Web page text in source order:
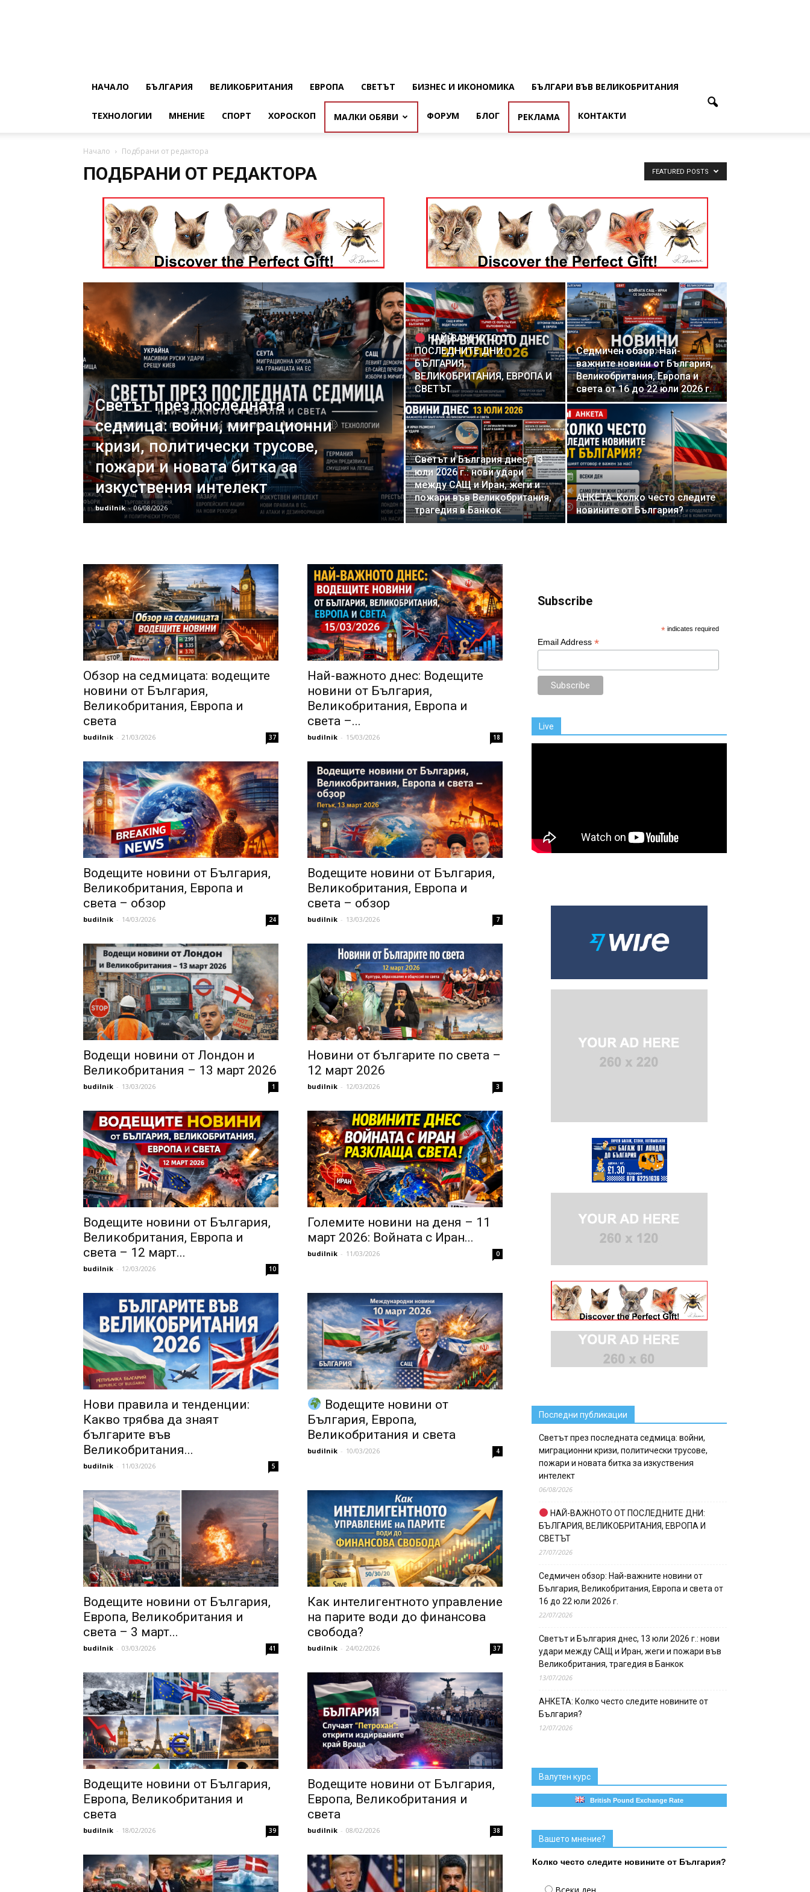
НАЧАЛО БЪЛГАРИЯ ВЕЛИКОБРИТАНИЯ ЕВРОПА СВЕТЪТ БИЗНЕС И ИКОНОМИКА БЪЛГАРИ ВЪВ ВЕЛИКОБРИТАНИЯ
ТЕХНОЛОГИИ МНЕНИЕ СПОРТ ХОРОСКОП МАЛКИ ОБЯВИ ФОРУМ БЛОГ РЕКЛАМА КОНТАКТИ
Начало Подбрани от редактора
ПОДБРАНИ ОТ РЕДАКТОРА FEATURED POSTS
Светът през последната
седмица: войни, миграционни
кризи, политически трусове,
пожари и новата битка за
изкуствения интелект
budilnik - 06/08/2026
НАЙ-ВАЖНОТО ОТ
ПОСЛЕДНИТЕ ДНИ:
БЪЛГАРИЯ,
ВЕЛИКОБРИТАНИЯ, ЕВРОПА И
СВЕТЪТ
Седмичен обзор: Най-
важните новини от България,
Великобритания, Европа и
света от 16 до 22 юли 2026 г.
Светът и България днес, 13
юли 2026 г.: нови удари
между САЩ и Иран, жеги и
пожари във Великобритания,
трагедия в Банкок
АНКЕТА: Колко често следите
новините от България?
Обзор на седмицата: водещите
новини от България,
Великобритания, Европа и
света
budilnik - 21/03/2026 37
Най-важното днес: Водещите
новини от България,
Великобритания, Европа и
света –...
budilnik - 15/03/2026 18
Водещите новини от България,
Великобритания, Европа и
света – обзор
budilnik - 14/03/2026 24
Водещите новини от България,
Великобритания, Европа и
света – обзор
budilnik - 13/03/2026 7
Водещи новини от Лондон и
Великобритания – 13 март 2026
budilnik - 13/03/2026 1
Новини от българите по света –
12 март 2026
budilnik - 12/03/2026 3
Водещите новини от България,
Великобритания, Европа и
света – 12 март...
budilnik - 12/03/2026 10
Големите новини на деня – 11
март 2026: Войната с Иран...
budilnik - 11/03/2026 0
Нови правила и тенденции:
Какво трябва да знаят
българите във
Великобритания...
budilnik - 11/03/2026 5
Водещите новини от
България, Европа,
Великобритания и света
budilnik - 10/03/2026 4
Водещите новини от България,
Европа, Великобритания и
света – 3 март...
budilnik - 03/03/2026 41
Как интелигентното управление
на парите води до финансова
свобода?
budilnik - 24/02/2026 37
Водещите новини от България,
Европа, Великобритания и
света
budilnik - 18/02/2026 39
Водещите новини от България,
Европа, Великобритания и
света
budilnik - 08/02/2026 38
Subscribe
* indicates required
Email Address *
Live
Последни публикации
Светът през последната седмица: войни,
миграционни кризи, политически трусове,
пожари и новата битка за изкуствения
интелект
06/08/2026
НАЙ-ВАЖНОТО ОТ ПОСЛЕДНИТЕ ДНИ:
БЪЛГАРИЯ, ВЕЛИКОБРИТАНИЯ, ЕВРОПА И
СВЕТЪТ
27/07/2026
Седмичен обзор: Най-важните новини от
България, Великобритания, Европа и света от
16 до 22 юли 2026 г.
22/07/2026
Светът и България днес, 13 юли 2026 г.: нови
удари между САЩ и Иран, жеги и пожари във
Великобритания, трагедия в Банкок
13/07/2026
АНКЕТА: Колко често следите новините от
България?
12/07/2026
Валутен курс
British Pound Exchange Rate
Вашето мнение?
Колко често следите новините от България?